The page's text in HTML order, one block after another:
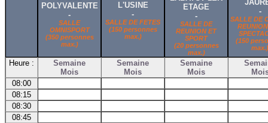
POLYVALENTE
-
SALLE
OMNISPORT
(350 personnes
max.)
L'USINE
-
SALLE DE FETES
(150 personnes
max.)
ETAGE
-
SALLE DE
REUNION ET
SPORT
(20 personnes
max.)
-
SALLE DE
(150
max.)
Heure :
Semaine
Mois
Semaine
Mois
Semaine
Mois
08:00
08:15
08:30
08:45